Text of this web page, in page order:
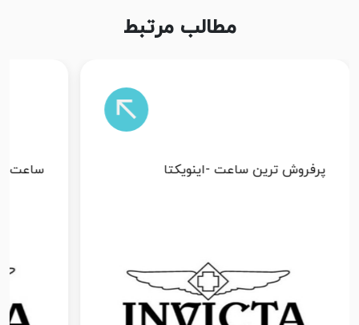
مطالب مرتبط
ساعت اینویکتا ساخت کجاست راه